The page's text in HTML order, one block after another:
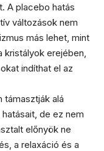
A placebo hatás
változások nem
más lehet, mint
kristályok erejében,
indíthat el az
támasztják alá
de ez nem
előnyök ne
a relaxáció és a